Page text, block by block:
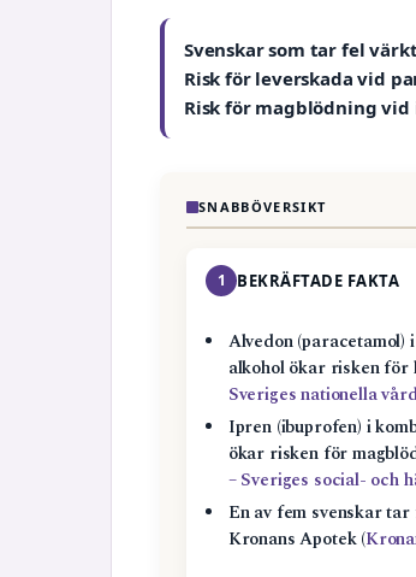
Svenskar som tar fel
Risk för leverskada vid
Risk för magblödning
SNABBÖVERSIKT
1 BEKRÄFTADE FAKTA
Alvedon (paracetamol)
alkohol ökar risken för
Sveriges nationella
Ipren (ibuprofen) i
ökar risken för
– Sveriges social- och
En av fem svenskar
Kronans Apotek (